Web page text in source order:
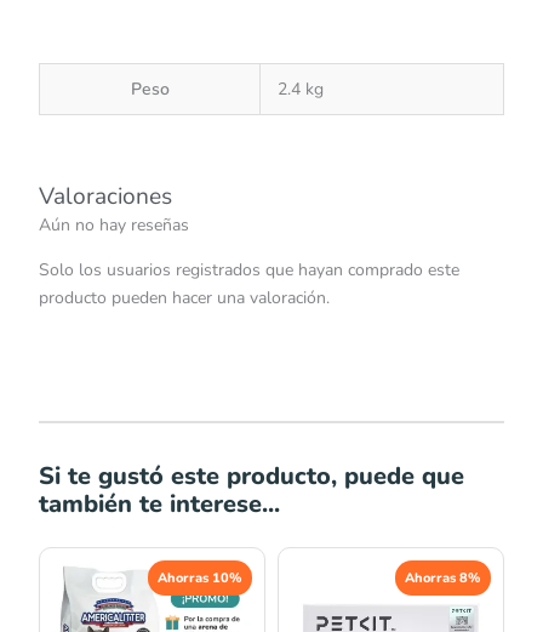
Peso 2.4 kg
Valoraciones
Aún no hay reseñas
Solo los usuarios registrados que hayan comprado este
producto pueden hacer una valoración.
Si te gustó este producto, puede que
también te interese...
Ahorras 10%
precio
original
El
precio
actual
Ahorras 8%
original
El
precio